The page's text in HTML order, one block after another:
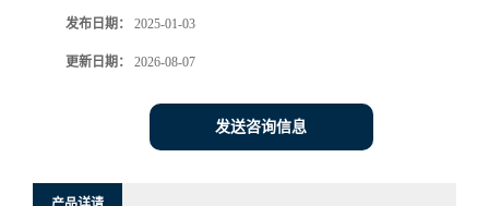
发布日期： 2025-01-03
更新日期： 2026-08-07
发送咨询信息